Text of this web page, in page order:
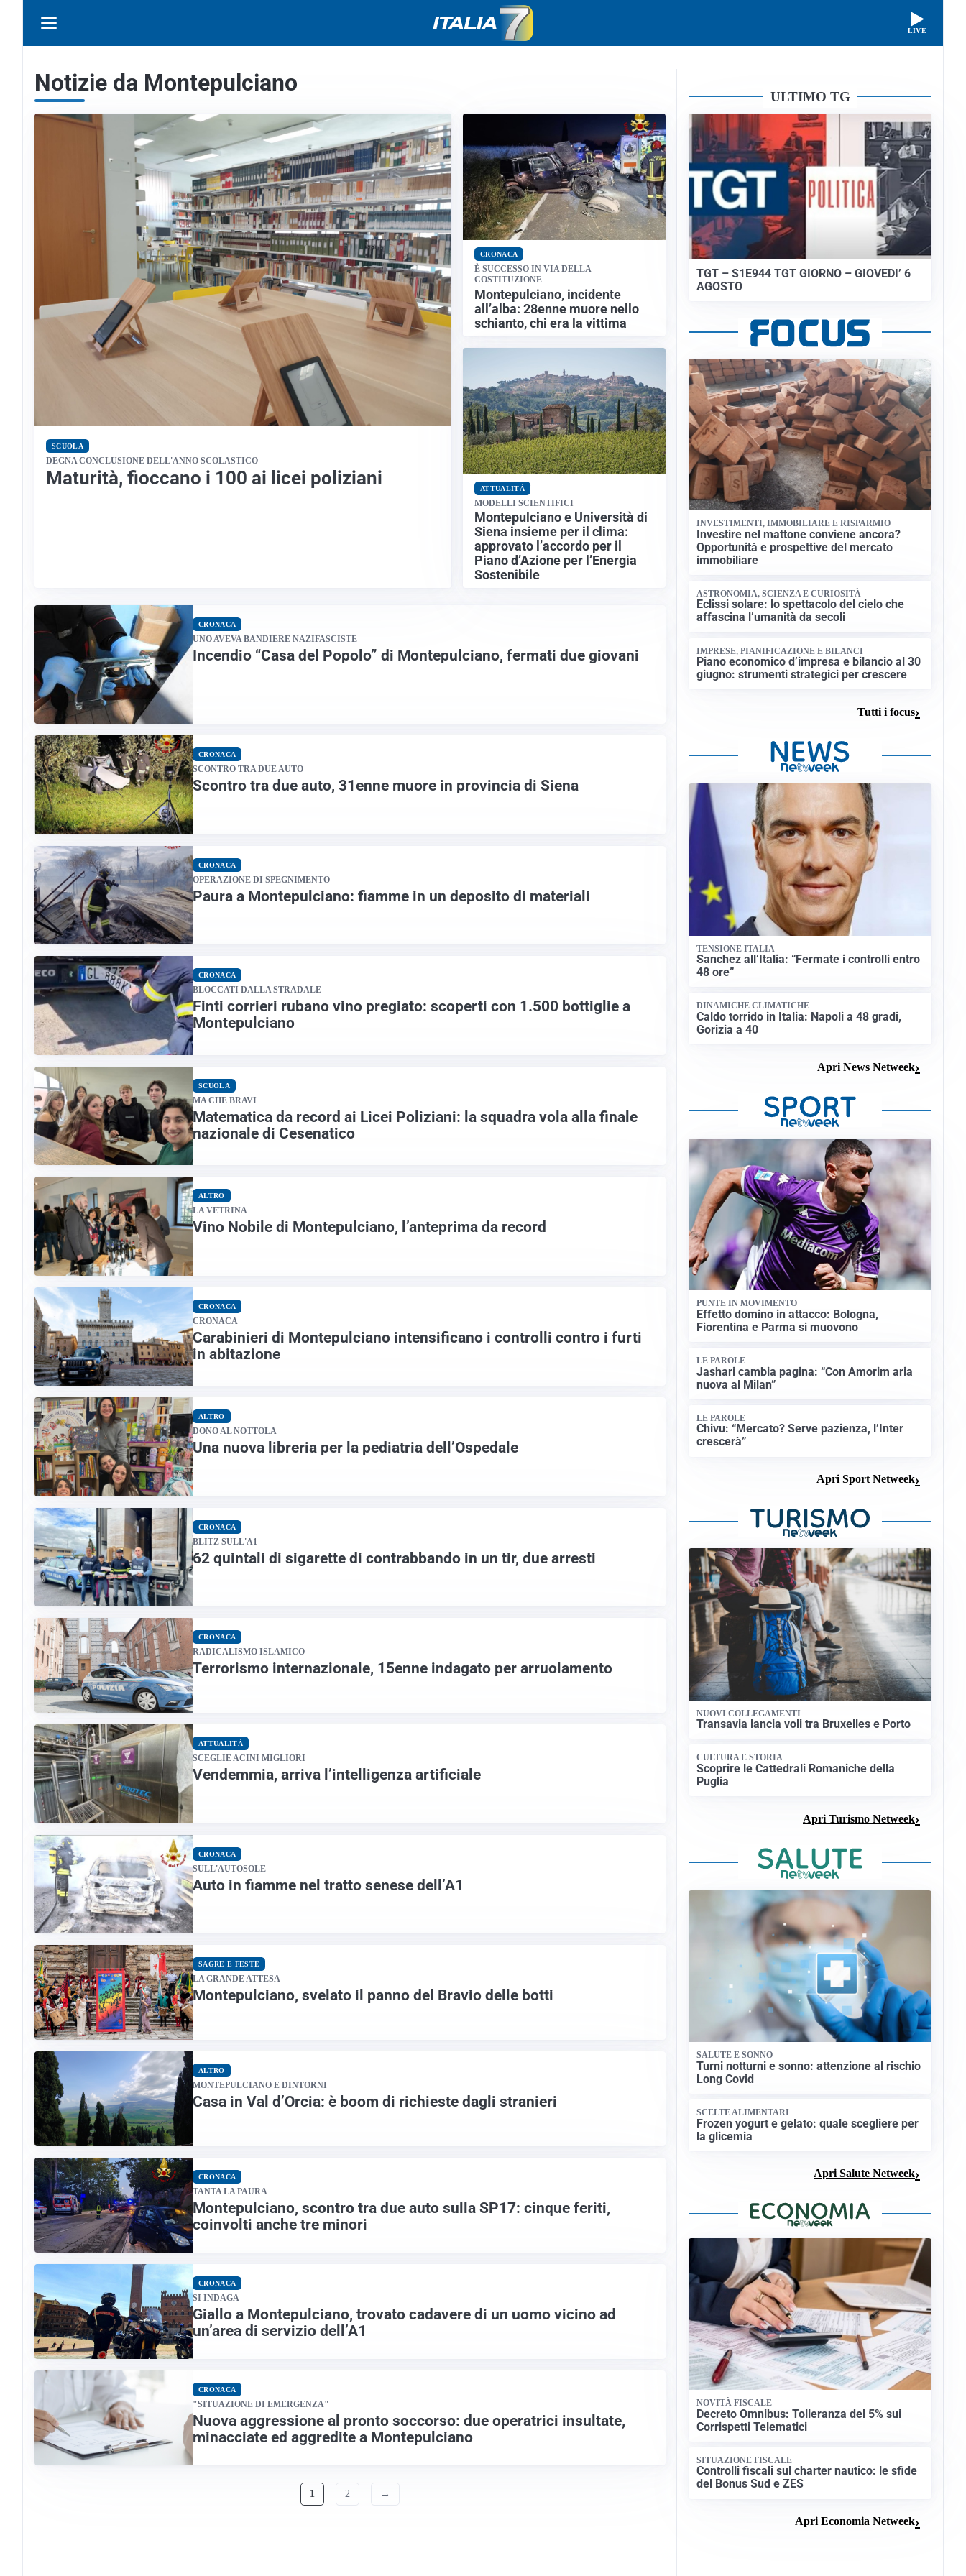
LIVE
Notizie da Montepulciano
SCUOLA
DEGNA CONCLUSIONE DELL'ANNO SCOLASTICO
Maturità, fioccano i 100 ai licei poliziani
CRONACA
È SUCCESSO IN VIA DELLA
COSTITUZIONE
Montepulciano, incidente
all’alba: 28enne muore nello
schianto, chi era la vittima
ATTUALITÀ
MODELLI SCIENTIFICI
Montepulciano e Università di
Siena insieme per il clima:
approvato l’accordo per il
Piano d’Azione per l’Energia
Sostenibile
CRONACA
UNO AVEVA BANDIERE NAZIFASCISTE
Incendio “Casa del Popolo” di Montepulciano, fermati due giovani
CRONACA
SCONTRO TRA DUE AUTO
Scontro tra due auto, 31enne muore in provincia di Siena
CRONACA
OPERAZIONE DI SPEGNIMENTO
Paura a Montepulciano: fiamme in un deposito di materiali
CRONACA
BLOCCATI DALLA STRADALE
Finti corrieri rubano vino pregiato: scoperti con 1.500 bottiglie a
Montepulciano
SCUOLA
MA CHE BRAVI
Matematica da record ai Licei Poliziani: la squadra vola alla finale
nazionale di Cesenatico
ALTRO
LA VETRINA
Vino Nobile di Montepulciano, l’anteprima da record
CRONACA
CRONACA
Carabinieri di Montepulciano intensificano i controlli contro i furti
in abitazione
ALTRO
DONO AL NOTTOLA
Una nuova libreria per la pediatria dell’Ospedale
CRONACA
BLITZ SULL'A1
62 quintali di sigarette di contrabbando in un tir, due arresti
CRONACA
RADICALISMO ISLAMICO
Terrorismo internazionale, 15enne indagato per arruolamento
ATTUALITÀ
SCEGLIE ACINI MIGLIORI
Vendemmia, arriva l’intelligenza artificiale
CRONACA
SULL'AUTOSOLE
Auto in fiamme nel tratto senese dell’A1
SAGRE E FESTE
LA GRANDE ATTESA
Montepulciano, svelato il panno del Bravio delle botti
ALTRO
MONTEPULCIANO E DINTORNI
Casa in Val d’Orcia: è boom di richieste dagli stranieri
CRONACA
TANTA LA PAURA
Montepulciano, scontro tra due auto sulla SP17: cinque feriti,
coinvolti anche tre minori
CRONACA
SI INDAGA
Giallo a Montepulciano, trovato cadavere di un uomo vicino ad
un’area di servizio dell’A1
CRONACA
"SITUAZIONE DI EMERGENZA"
Nuova aggressione al pronto soccorso: due operatrici insultate,
minacciate ed aggredite a Montepulciano
1 2 →
ULTIMO TG
TGT – S1E944 TGT GIORNO – GIOVEDI’ 6
AGOSTO
INVESTIMENTI, IMMOBILIARE E RISPARMIO
Investire nel mattone conviene ancora?
Opportunità e prospettive del mercato
immobiliare
ASTRONOMIA, SCIENZA E CURIOSITÀ
Eclissi solare: lo spettacolo del cielo che
affascina l’umanità da secoli
IMPRESE, PIANIFICAZIONE E BILANCI
Piano economico d’impresa e bilancio al 30
giugno: strumenti strategici per crescere
Tutti i focus
TENSIONE ITALIA
Sanchez all’Italia: “Fermate i controlli entro
48 ore”
DINAMICHE CLIMATICHE
Caldo torrido in Italia: Napoli a 48 gradi,
Gorizia a 40
Apri News Netweek
PUNTE IN MOVIMENTO
Effetto domino in attacco: Bologna,
Fiorentina e Parma si muovono
LE PAROLE
Jashari cambia pagina: “Con Amorim aria
nuova al Milan”
LE PAROLE
Chivu: “Mercato? Serve pazienza, l’Inter
crescerà”
Apri Sport Netweek
NUOVI COLLEGAMENTI
Transavia lancia voli tra Bruxelles e Porto
CULTURA E STORIA
Scoprire le Cattedrali Romaniche della
Puglia
Apri Turismo Netweek
SALUTE E SONNO
Turni notturni e sonno: attenzione al rischio
Long Covid
SCELTE ALIMENTARI
Frozen yogurt e gelato: quale scegliere per
la glicemia
Apri Salute Netweek
NOVITÀ FISCALE
Decreto Omnibus: Tolleranza del 5% sui
Corrispetti Telematici
SITUAZIONE FISCALE
Controlli fiscali sul charter nautico: le sfide
del Bonus Sud e ZES
Apri Economia Netweek